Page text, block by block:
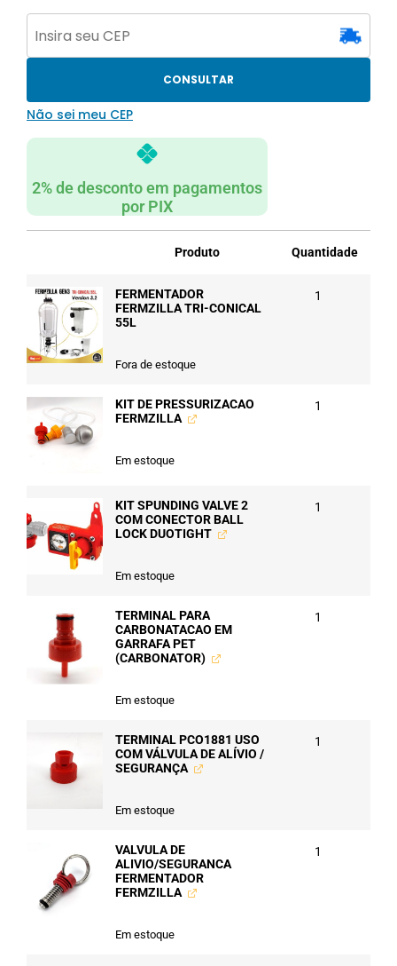
CONSULTAR
Não sei meu CEP
2% de desconto em pagamentos
por PIX
Produto Quantidade
FERMENTADOR
FERMZILLA TRI-CONICAL
55L
Fora de estoque
1
KIT DE PRESSURIZACAO
FERMZILLA
Em estoque
1
KIT SPUNDING VALVE 2
COM CONECTOR BALL
LOCK DUOTIGHT
Em estoque
1
TERMINAL PARA
CARBONATACAO EM
GARRAFA PET
(CARBONATOR)
Em estoque
1
TERMINAL PCO1881 USO
COM VÁLVULA DE ALÍVIO /
SEGURANÇA
Em estoque
1
VALVULA DE
ALIVIO/SEGURANCA
FERMENTADOR
FERMZILLA
Em estoque
1